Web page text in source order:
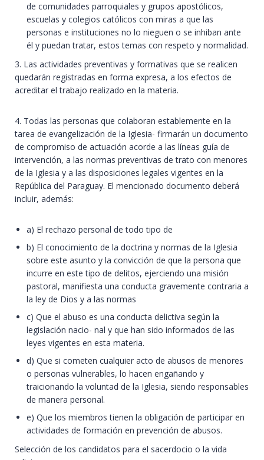
de comunidades parroquiales y grupos apostólicos,
escuelas y colegios católicos con miras a que las
personas e instituciones no lo nieguen o se inhiban ante
él y puedan tratar, estos temas con respeto y normalidad.
3. Las actividades preventivas y formativas que se realicen
quedarán registradas en forma expresa, a los efectos de
acreditar el trabajo realizado en la materia.
4. Todas las personas que colaboran establemente en la
tarea de evangelización de la Iglesia- firmarán un documento
de compromiso de actuación acorde a las líneas guía de
intervención, a las normas preventivas de trato con menores
de la Iglesia y a las disposiciones legales vigentes en la
República del Paraguay. El mencionado documento deberá
incluir, además:
a) El rechazo personal de todo tipo de
b) El conocimiento de la doctrina y normas de la Iglesia
sobre este asunto y la convicción de que la persona que
incurre en este tipo de delitos, ejerciendo una misión
pastoral, manifiesta una conducta gravemente contraria a
la ley de Dios y a las normas
c) Que el abuso es una conducta delictiva según la
legislación nacio- nal y que han sido informados de las
leyes vigentes en esta materia.
d) Que si cometen cualquier acto de abusos de menores
o personas vulnerables, lo hacen engañando y
traicionando la voluntad de la Iglesia, siendo responsables
de manera personal.
e) Que los miembros tienen la obligación de participar en
actividades de formación en prevención de abusos.
Selección de los candidatos para el sacerdocio o la vida